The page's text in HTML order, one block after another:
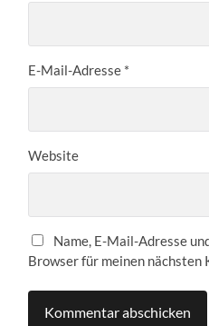
E-Mail-Adresse *
Website
Name, E-Mail-Adresse
Browser für meinen nächsten